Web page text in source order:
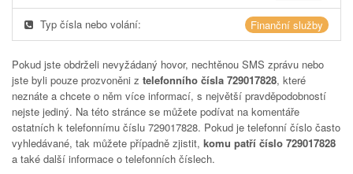
Finanční služby
Typ čísla nebo volání:
Pokud jste obdrželi nevyžádaný hovor, nechtěnou SMS zprávu nebo
jste byli pouze prozvoněni z telefonního čísla 729017828, které
neznáte a chcete o něm více informací, s největší pravděpodobností
nejste jediný. Na této stránce se můžete podívat na komentáře
ostatních k telefonnímu číslu 729017828. Pokud je telefonní číslo často
vyhledávané, tak můžete případně zjistit, komu patří číslo 729017828
a také další informace o telefonních číslech.